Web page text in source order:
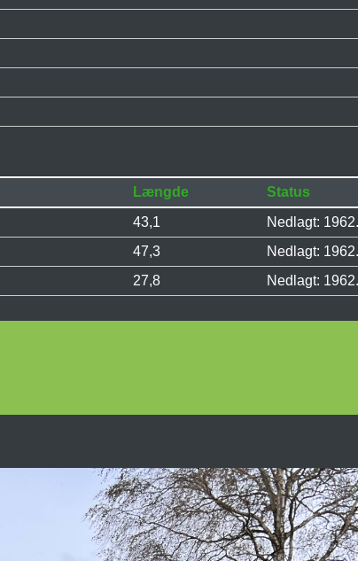
Længde
Status
43,1
Nedlagt:
47,3
Nedlagt:
27,8 Nedlagt: